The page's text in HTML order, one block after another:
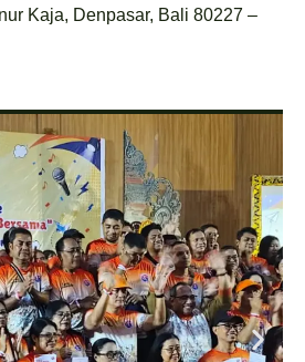
Kaja, Denpasar, Bali 80227 –